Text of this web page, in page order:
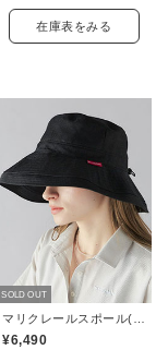
在庫表をみる
SOLD OUT
¥6,490